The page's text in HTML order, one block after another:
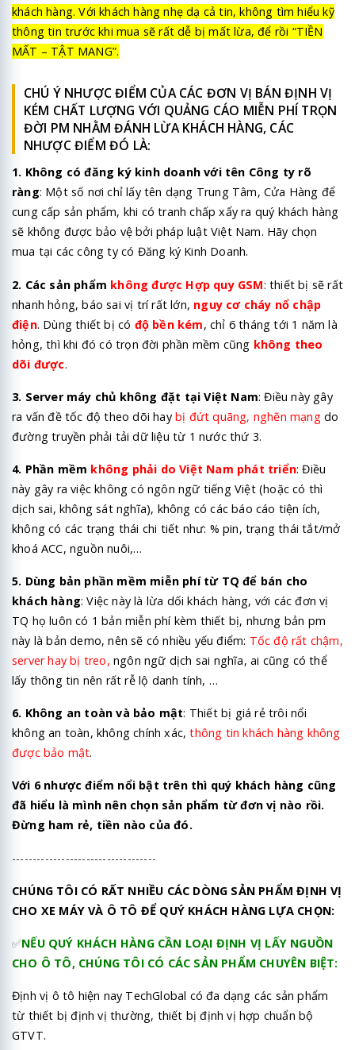
khách hàng. Với khách hàng nhẹ dạ cả tin, không tìm hiểu kỹ
thông tin trước khi mua sẽ rất dễ bị mất lừa, để rồi “TIỀN
MẤT – TẬT MANG”.
CHÚ Ý NHƯỢC ĐIỂM CỦA CÁC ĐƠN VỊ BÁN ĐỊNH VỊ
KÉM CHẤT LƯỢNG VỚI QUẢNG CÁO MIỄN PHÍ TRỌN
ĐỜI PM NHẰM ĐÁNH LỪA KHÁCH HÀNG, CÁC
NHƯỢC ĐIỂM ĐÓ LÀ:
1. Không có đăng ký kinh doanh với tên Công ty rõ
ràng: Một số nơi chỉ lấy tên dạng Trung Tâm, Cửa Hàng để
cung cấp sản phẩm, khi có tranh chấp xẩy ra quý khách hàng
sẽ không được bảo vệ bởi pháp luật Việt Nam. Hãy chọn
mua tại các công ty có Đăng ký Kinh Doanh.
2. Các sản phẩm không được Hợp quy GSM: thiết bị sẽ rất
nhanh hỏng, báo sai vị trí rất lớn, nguy cơ cháy nổ chập
điện. Dùng thiết bị có độ bền kém, chỉ 6 tháng tới 1 năm là
hỏng, thì khi đó có trọn đời phần mềm cũng không theo
dõi được.
3. Server máy chủ không đặt tại Việt Nam: Điều này gây
ra vấn đề tốc độ theo dõi hay bị đứt quãng, nghẽn mạngdo
đường truyền phải tải dữ liệu từ 1 nước thứ 3.
4. Phần mềm không phải do Việt Nam phát triển: Điều
này gây ra việc không có ngôn ngữ tiếng Việt (hoặc có thì
dịch sai, không sát nghĩa), không có các báo cáo tiện ích,
không có các trạng thái chi tiết như: % pin, trạng thái tắt/mở
khoá ACC, nguồn nuôi,…
5. Dùng bản phần mềm miễn phí từ TQ để bán cho
khách hàng: Việc này là lừa dối khách hàng, với các đơn vị
TQ họ luôn có 1 bản miễn phí kèm thiết bị, nhưng bản pm
này là bản demo, nên sẽ có nhiều yếu điểm: Tốc độ rất chậm,
server hay bị treo, ngôn ngữ dịch sai nghĩa, ai cũng có thể
lấy thông tin nên rất rễ lộ danh tính, …
6. Không an toàn và bảo mật: Thiết bị giá rẻ trôi nổi
không an toàn, không chính xác,thông tin khách hàng không
được bảo mật.
Với 6 nhược điểm nổi bật trên thì quý khách hàng cũng
đã hiểu là mình nên chọn sản phẩm từ đơn vị nào rồi.
Đừng ham rẻ, tiền nào của đó.
-----------------------------------
CHÚNG TÔI CÓ RẤT NHIỀU CÁC DÒNG SẢN PHẨM ĐỊNH VỊ
CHO XE MÁY VÀ Ô TÔ ĐỂ QUÝ KHÁCH HÀNG LỰA CHỌN:
✅NẾU QUÝ KHÁCH HÀNG CẦN LOẠI ĐỊNH VỊ LẤY NGUỒN
CHO Ô TÔ, CHÚNG TÔI CÓ CÁC SẢN PHẨM CHUYÊN BIỆT:
Định vị ô tô hiện nay TechGlobal có đa dạng các sản phẩm
từ thiết bị định vị thường, thiết bị định vị hợp chuẩn bộ
GTVT.